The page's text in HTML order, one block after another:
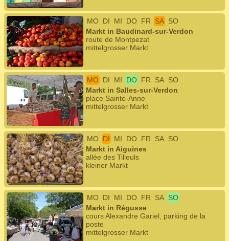
MO DI MI DO FR SA SO
Markt in Baudinard-sur-Verdon
route de Montpezat
mittelgrosser Markt
MO DI MI DO FR SA SO
Markt in Salles-sur-Verdon
place Sainte-Anne
mittelgrosser Markt
MO DI MI DO FR SA SO
Markt in Aiguines
allée des Tilleuls
kleiner Markt
MO DI MI DO FR SA SO
Markt in Régusse
cours Alexandre Gariel, parking de la
poste
mittelgrosser Markt